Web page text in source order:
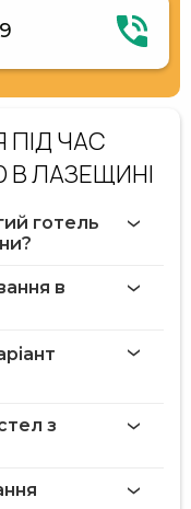
ПІД ЧАС
ЛАЗЕЩИНІ
готель
в
з